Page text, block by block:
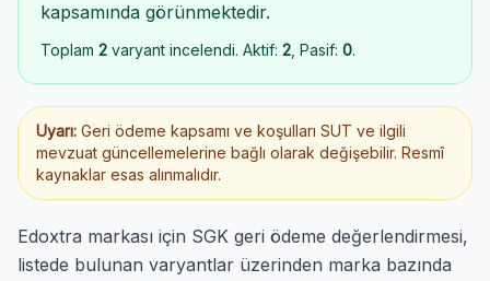
kapsamında görünmektedir.
Toplam 2 varyant incelendi. Aktif: 2 , Pasif: 0.
Uyarı: Geri ödeme kapsamı ve koşulları SUT ve ilgili
mevzuat güncellemelerine bağlı olarak değişebilir. Resmî
kaynaklar esas alınmalıdır.
Edoxtra markası için SGK geri ödeme değerlendirmesi,
listede bulunan varyantlar üzerinden marka bazında